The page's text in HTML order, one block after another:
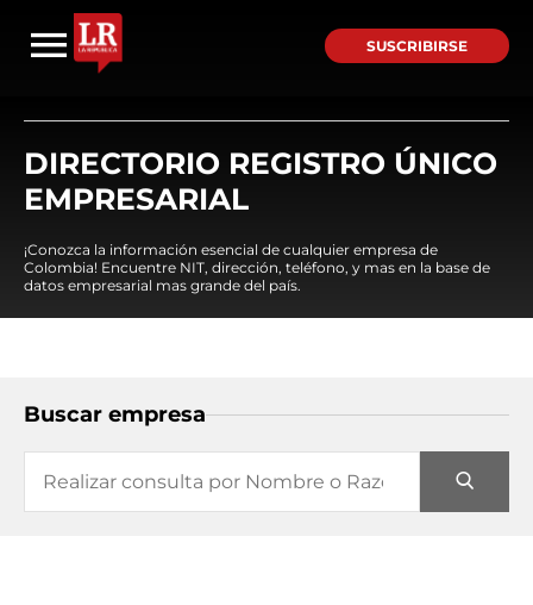
SUSCRIBIRSE
DIRECTORIO REGISTRO ÚNICO
EMPRESARIAL
¡Conozca la información esencial de cualquier empresa de
Colombia! Encuentre NIT, dirección, teléfono, y mas en la base de
datos empresarial mas grande del país.
Buscar empresa